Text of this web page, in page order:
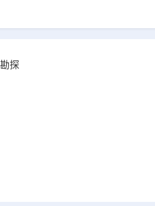
超50亿美元)的跟踪基准，本次
Petruzzi 称，这使被动/主题投
直接触达其 SOLO™ 微堆故事，
、Centrus、Oklo、
、三菱重...
探